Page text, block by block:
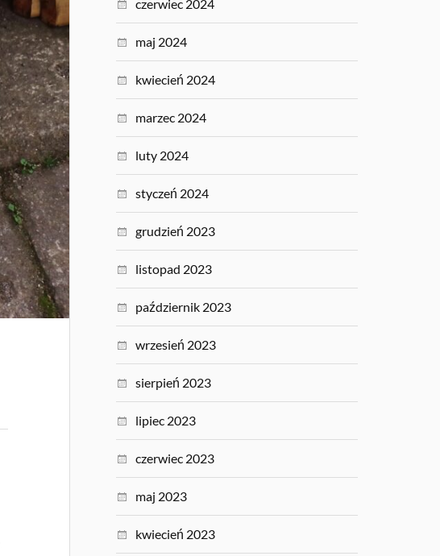
czerwiec 2024
maj 2024
kwiecień 2024
marzec 2024
luty 2024
styczeń 2024
grudzień 2023
listopad 2023
październik 2023
wrzesień 2023
sierpień 2023
lipiec 2023
czerwiec 2023
maj 2023
kwiecień 2023